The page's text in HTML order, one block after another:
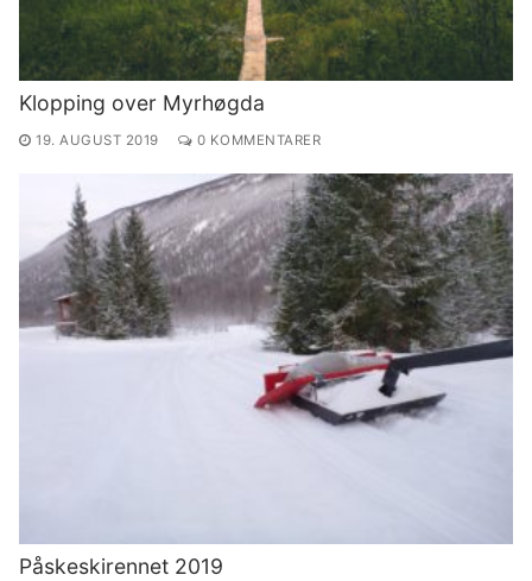
Klopping over Myrhøgda
19. AUGUST 2019 0 KOMMENTARER
Påskeskirennet 2019